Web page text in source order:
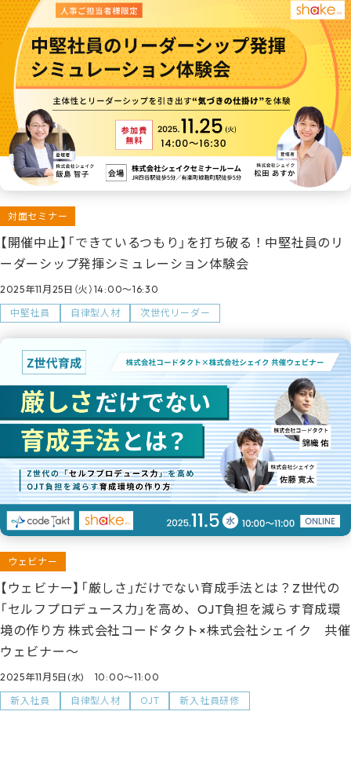
対面セミナー
【開催中止】「できているつもり」を打ち破る！中堅社員のリ
ーダーシップ発揮シミュレーション体験会
2025年11月25日（火）14:00～16:30
中堅社員
自律型人材 次世代リーダー
ウェビナー
【ウェビナー】「厳しさ」だけでない育成手法とは？Z世代の
「セルフプロデュース力」を高め、OJT負担を減らす育成環
境の作り方 株式会社コードタクト×株式会社シェイク 共催
ウェビナー～
2025年11月5日(水) 10:00～11:00
新入社員
自律型人材 OJT 新入社員研修